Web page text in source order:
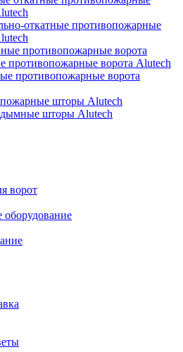
откатные противопожарные
противопожарные ворота
противопожарные ворота Alutech
противопожарные ворота
шторы Alutech
шторы Alutech
ворот
оборудование